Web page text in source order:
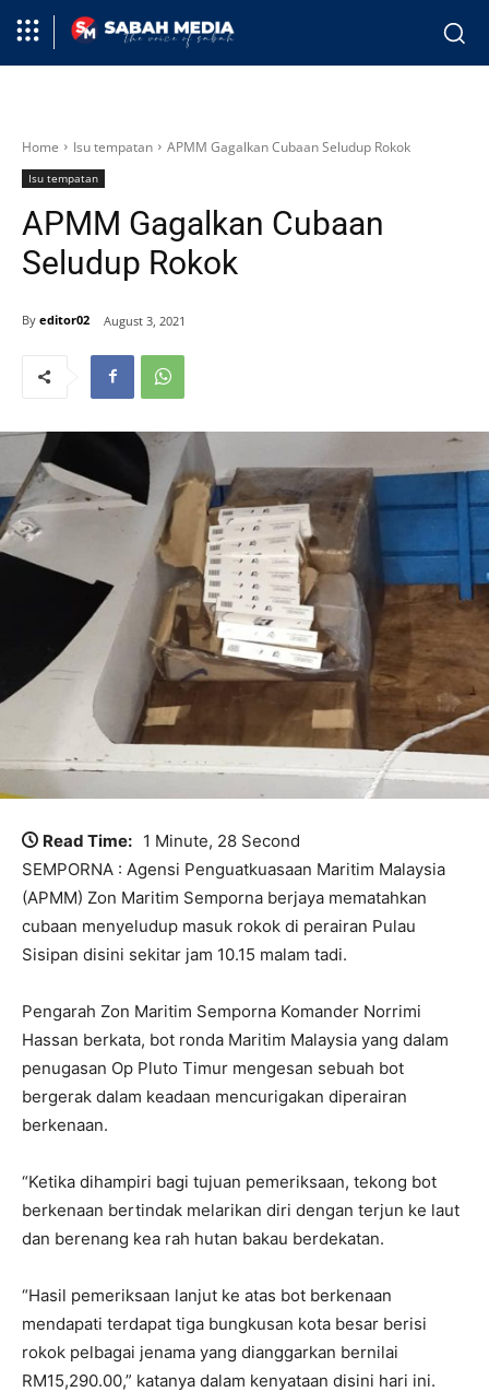
Home Isu tempatan APMM Gagalkan Cubaan Seludup Rokok
Isu tempatan
APMM Gagalkan Cubaan
Seludup Rokok
By editor02 August 3, 2021
Read Time: 1 Minute, 28 Second
SEMPORNA : Agensi Penguatkuasaan Maritim Malaysia
(APMM) Zon Maritim Semporna berjaya mematahkan
cubaan menyeludup masuk rokok di perairan Pulau
Sisipan disini sekitar jam 10.15 malam tadi.
Pengarah Zon Maritim Semporna Komander Norrimi
Hassan berkata, bot ronda Maritim Malaysia yang dalam
penugasan Op Pluto Timur mengesan sebuah bot
bergerak dalam keadaan mencurigakan diperairan
berkenaan.
“Ketika dihampiri bagi tujuan pemeriksaan, tekong bot
berkenaan bertindak melarikan diri dengan terjun ke laut
dan berenang kea rah hutan bakau berdekatan.
“Hasil pemeriksaan lanjut ke atas bot berkenaan
mendapati terdapat tiga bungkusan kota besar berisi
rokok pelbagai jenama yang dianggarkan bernilai
RM15,290.00,” katanya dalam kenyataan disini hari ini.